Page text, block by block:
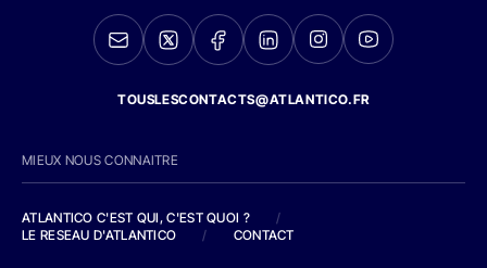
TOUSLESCONTACTS@ATLANTICO.FR
MIEUX NOUS CONNAITRE
ATLANTICO C'EST QUI, C'EST QUOI ?
/
LE RESEAU D'ATLANTICO
/ CONTACT